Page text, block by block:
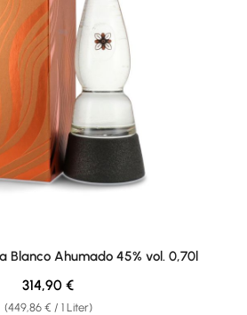
Blanco Ahumado 45% vol. 0,70l
(449,86 € / 1 Liter)
Regulärer Preis:
314,90 €